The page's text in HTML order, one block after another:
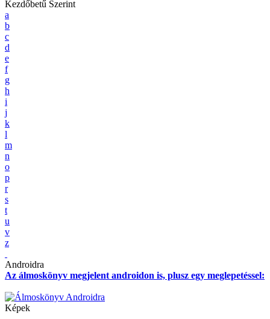
Kezdőbetű Szerint
a
b
c
d
e
f
g
h
i
j
k
l
m
n
o
p
r
s
t
u
v
z
Androidra
Az álmoskönyv megjelent androidon is, plusz egy meglepetéssel:
Képek